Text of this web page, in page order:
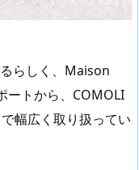
らしく、Maison
ートから、COMOLI
幅広く取り扱ってい